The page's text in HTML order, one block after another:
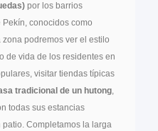
por los barrios
conocidos como
zona podremos ver el estilo
de vida de los residentes en
visitar tiendas típicas
tradicional de un hutong,
todas sus estancias
Completamos la larga